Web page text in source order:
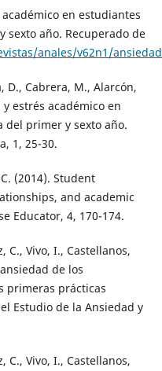
en estudiantes
año. Recuperado de
anales/v62n1/
D., Cabrera, M., Alarcón,
estrés académico en
primer y sexto año.
1, 25-30.
(2014). Student
and academic
Educator, 4, 170-174.
C., Vivo, I., Castellanos,
de los
primeras prácticas
Estudio de la Ansiedad y
C., Vivo, I., Castellanos,